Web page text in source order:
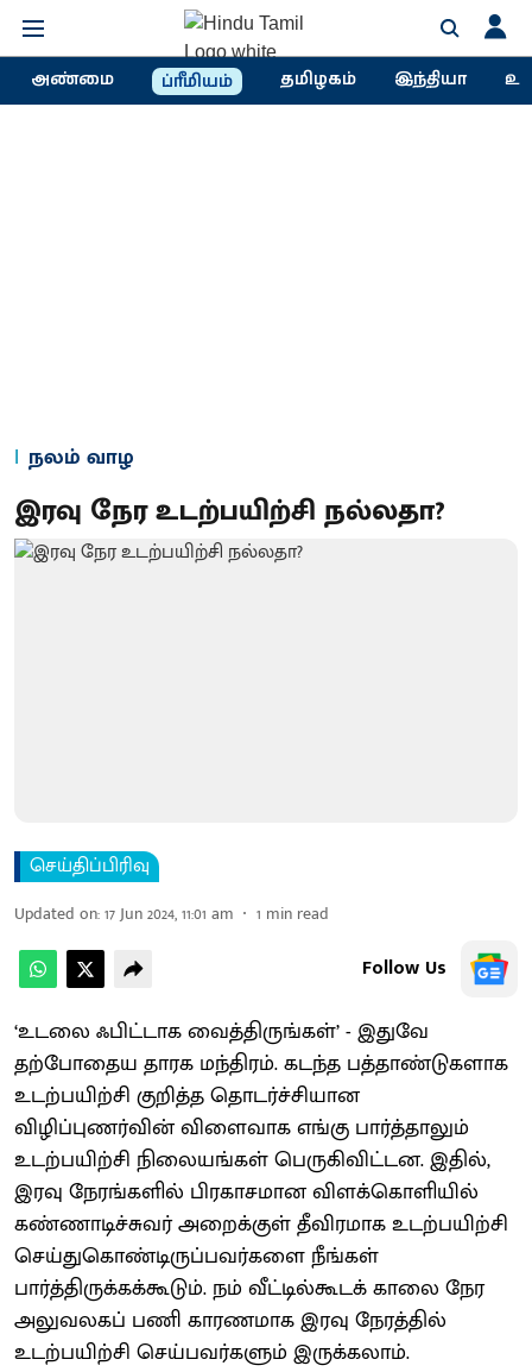
அண்மை ப்ரீமியம் தமிழகம் இந்தியா
நலம் வாழ
இரவு நேர உடற்பயிற்சி நல்லதா?
செய்திப்பிரிவு
Updated on:17 Jun 2024, 11:01 am 1 min read
Follow Us
‘உடலை ஃபிட்டாக வைத்திருங்கள்’ - இதுவே
தற்போதைய தாரக மந்திரம். கடந்த பத்தாண்டுகளாக
உடற்பயிற்சி குறித்த தொடர்ச்சியான
விழிப்புணர்வின் விளைவாக எங்கு பார்த்தாலும்
உடற்பயிற்சி நிலையங்கள் பெருகிவிட்டன. இதில்,
இரவு நேரங்களில் பிரகாசமான விளக்கொளியில்
கண்ணாடிச்சுவர் அறைக்குள் தீவிரமாக உடற்பயிற்சி
செய்துகொண்டிருப்பவர்களை நீங்கள்
பார்த்திருக்கக்கூடும். நம் வீட்டில்கூடக் காலை நேர
அலுவலகப் பணி காரணமாக இரவு நேரத்தில்
உடற்பயிற்சி செய்பவர்களும் இருக்கலாம்.